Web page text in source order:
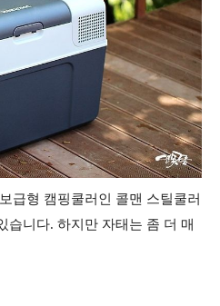
급형 캠핑쿨러인 콜맨 스틸쿨러
습니다. 하지만 자태는 좀 더 매